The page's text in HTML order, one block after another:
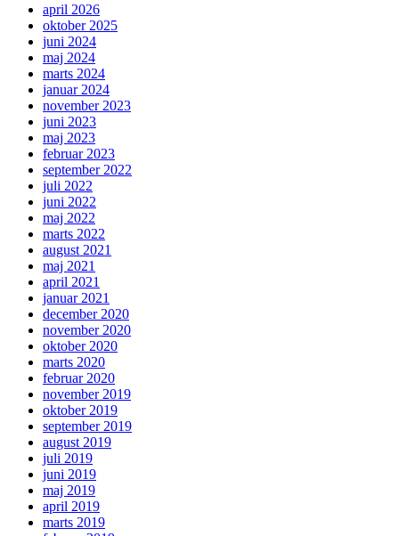
april 2026
oktober 2025
juni 2024
maj 2024
marts 2024
januar 2024
november 2023
juni 2023
maj 2023
februar 2023
september 2022
juli 2022
juni 2022
maj 2022
marts 2022
august 2021
maj 2021
april 2021
januar 2021
december 2020
november 2020
oktober 2020
marts 2020
februar 2020
november 2019
oktober 2019
september 2019
august 2019
juli 2019
juni 2019
maj 2019
april 2019
marts 2019